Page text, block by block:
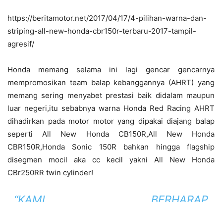
https://beritamotor.net/2017/04/17/4-pilihan-warna-dan-
striping-all-new-honda-cbr150r-terbaru-2017-tampil-
agresif/
Honda memang selama ini lagi gencar gencarnya
mempromosikan team balap kebanggannya (AHRT) yang
memang sering menyabet prestasi baik didalam maupun
luar negeri,itu sebabnya warna Honda Red Racing AHRT
dihadirkan pada motor motor yang dipakai diajang balap
seperti All New Honda CB150R,All New Honda
CBR150R,Honda Sonic 150R bahkan hingga flagship
disegmen mocil aka cc kecil yakni All New Honda
CBr250RR twin cylinder!